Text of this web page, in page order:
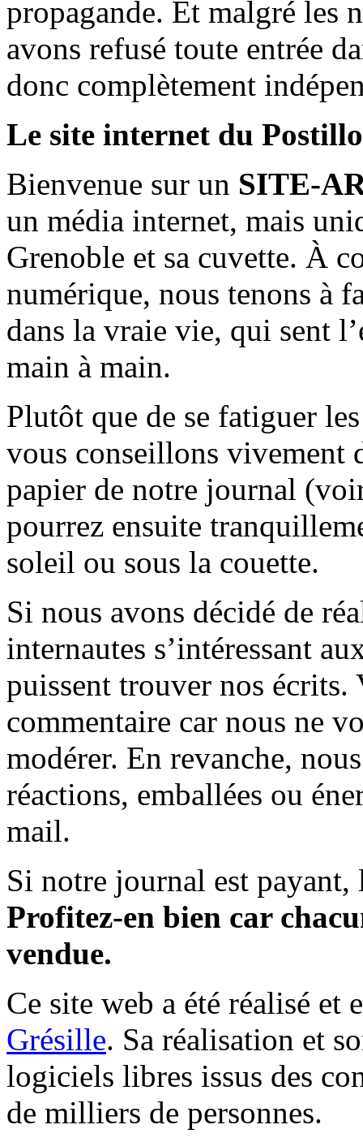
propagande. Et malgré les
avons refusé toute entrée
donc complètement
Le site internet du
Bienvenue sur un SITE-
un média internet, mais
Grenoble et sa cuvette. À
numérique, nous tenons à
dans la vraie vie, qui sent
main à main.
Plutôt que de se fatiguer
vous conseillons vivement
papier de notre journal
pourrez ensuite
soleil ou sous la couette.
Si nous avons décidé de
internautes s’intéressant
puissent trouver nos écrits.
commentaire car nous ne
modérer. En revanche,
réactions, emballées ou
mail.
Si notre journal est payant,
Profitez-en bien car
vendue.
Ce site web a été réalisé et
Grésille. Sa réalisation et
logiciels libres issus des
de milliers de personnes.